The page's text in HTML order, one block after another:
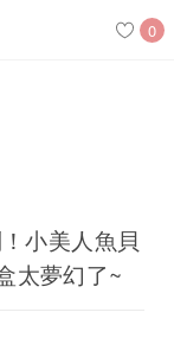
0
小美人魚貝
太夢幻了~